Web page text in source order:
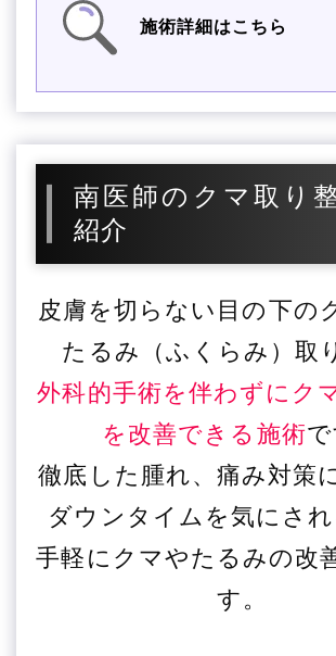
施術詳細はこちら
南医師のクマ取り
紹介
皮膚を切らない目の下の
たるみ（ふくらみ）取
外科的手術を伴わずにク
を改善できる施術で
徹底した腫れ、痛み対策
ダウンタイムを気にさ
手軽にクマやたるみの改
す。